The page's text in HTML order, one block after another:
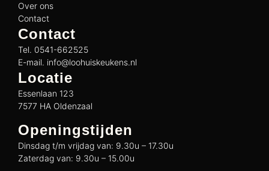
Over ons
Contact
Contact
Tel. 0541-662525
E-mail. info@loohuiskeukens.nl
Locatie
Essenlaan 123
7577 HA Oldenzaal
Openingstijden
Dinsdag t/m vrijdag van: 9.30u – 17.30u
Zaterdag van: 9.30u – 15.00u